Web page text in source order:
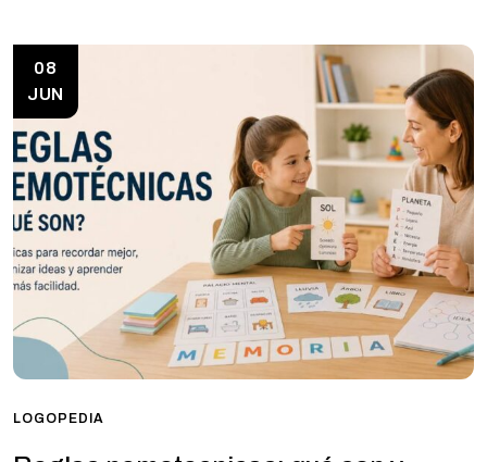
08
JUN
LOGOPEDIA